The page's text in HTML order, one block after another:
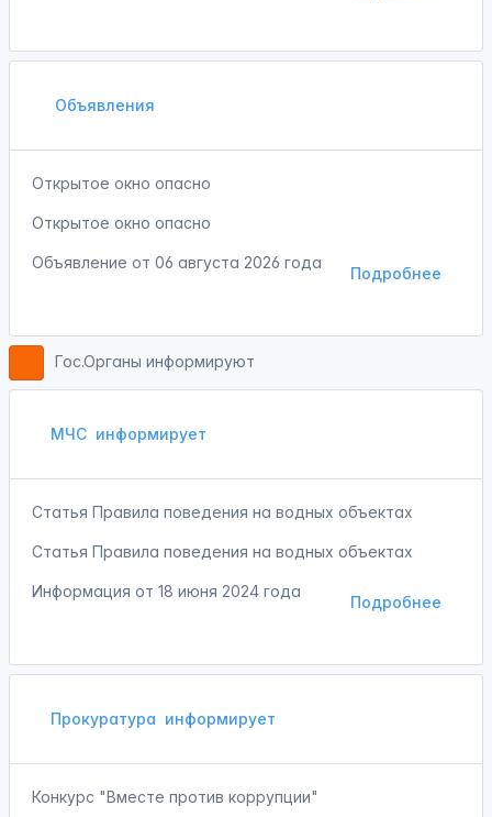
Объявления
Открытое окно опасно
Открытое окно опасно
Подробнее
Объявление от 06 августа 2026 года
Гос.Органы информируют
МЧС информирует
Статья Правила поведения на водных объектах
Статья Правила поведения на водных объектах
Подробнее
Информация от 18 июня 2024 года
Прокуратура информирует
Конкурс "Вместе против коррупции"